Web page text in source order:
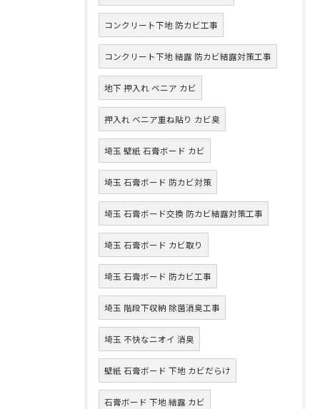
コンクリート下地 防カビ工事
コンクリート下地 結露 防カビ結露対策工事
地下 押入れ ベニア カビ
押入れ ベニア重ね貼り カビ臭
埼玉 壁紙 石膏ボード カビ
埼玉 石膏ボード 防カビ対策
埼玉 石膏ボード交換 防カビ結露対策工事
埼玉 石膏ボード カビ取り
埼玉 石膏ボード 防カビ工事
埼玉 階段下収納 除菌消臭工事
埼玉 不快なニオイ 消臭
壁紙 石膏ボード 下地 カビだらけ
石膏ボード 下地 結露 カビ